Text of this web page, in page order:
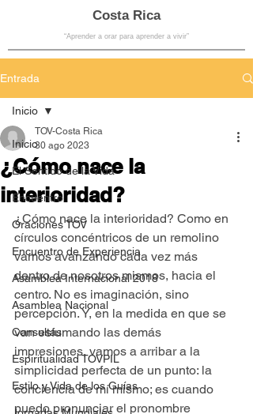
Costa Rica
“Aprender a orar para aprender a vivir”
Entrada
Inicio
El Sentido de la Vida
Encuentro
Oraciones TOV
Encuentro de Experiencia
Asamblea Internacional 2018
Asamblea Nacional
Consultas
Espiritualidad TOVPIL
Estilo y Vida de los Guías
Inicio
¿Cómo nace la
interioridad?
TOV-Costa Rica
30 ago 2023
¿Cómo nace la interioridad? Como en
círculos concéntricos de un remolino
vamos avanzando cada vez más
dentro de nosotros mismos, hacia el
centro. No es imaginación, sino
percepción. Y, en la medida en que se
van esfumando las demás
impresiones, vamos a arribar a la
simplicidad perfecta de un punto: la
conciencia de mí mismo; es cuando
puedo pronunciar el pronombre